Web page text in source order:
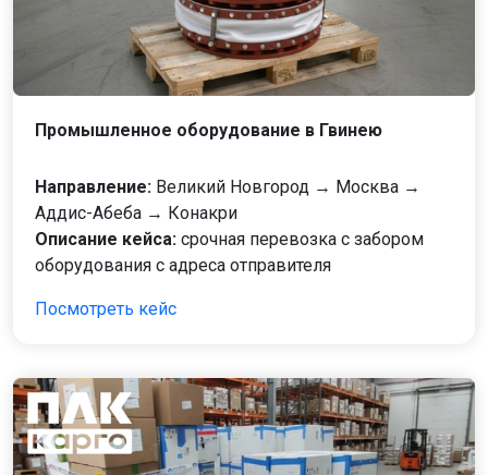
Промышленное оборудование в Гвинею
Направление: Великий Новгород → Москва →
Аддис-Абеба → Конакри
Описание кейса: срочная перевозка с забором
оборудования с адреса отправителя
Посмотреть кейс